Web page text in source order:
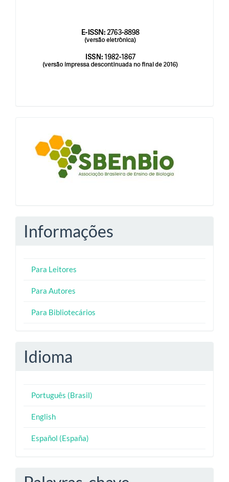
blocologosbenbio
Informações
Para Leitores
Para Autores
Para Bibliotecários
Idioma
Português (Brasil)
English
Español (España)